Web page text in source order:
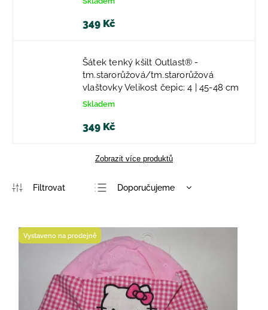
349 Kč
Šátek tenký kšilt Outlast® -
tm.starorůžová/tm.starorůžová
vlaštovky Velikost čepic: 4 | 45-48 cm
Skladem
349 Kč
Zobrazit více produktů
Doporučujeme
Nejdražší
Nejprodávanější
Abecedně
Vystaveno na prodejně